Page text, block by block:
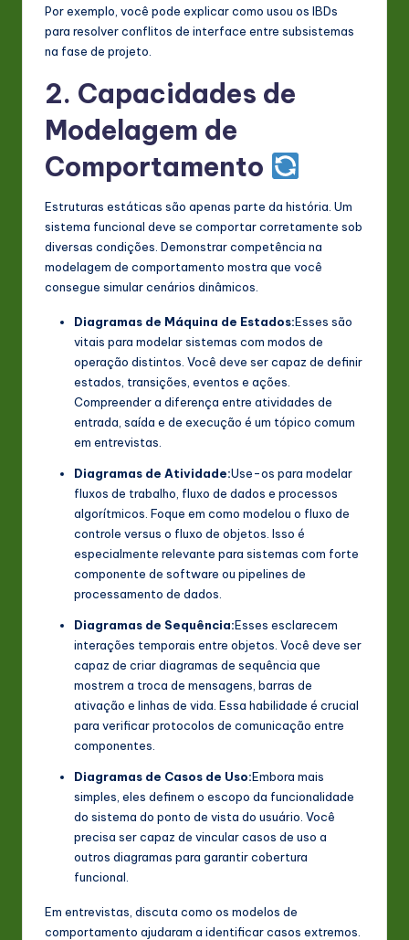
Por exemplo, você pode explicar como usou os IBDs
para resolver conflitos de interface entre subsistemas
na fase de projeto.
2. Capacidades de
Modelagem de
Comportamento
Estruturas estáticas são apenas parte da história. Um
sistema funcional deve se comportar corretamente sob
diversas condições. Demonstrar competência na
modelagem de comportamento mostra que você
consegue simular cenários dinâmicos.
Diagramas de Máquina de Estados:Esses são
vitais para modelar sistemas com modos de
operação distintos. Você deve ser capaz de definir
estados, transições, eventos e ações.
Compreender a diferença entre atividades de
entrada, saída e de execução é um tópico comum
em entrevistas.
Diagramas de Atividade:Use-os para modelar
fluxos de trabalho, fluxo de dados e processos
algorítmicos. Foque em como modelou o fluxo de
controle versus o fluxo de objetos. Isso é
especialmente relevante para sistemas com forte
componente de software ou pipelines de
processamento de dados.
Diagramas de Sequência:Esses esclarecem
interações temporais entre objetos. Você deve ser
capaz de criar diagramas de sequência que
mostrem a troca de mensagens, barras de
ativação e linhas de vida. Essa habilidade é crucial
para verificar protocolos de comunicação entre
componentes.
Diagramas de Casos de Uso:Embora mais
simples, eles definem o escopo da funcionalidade
do sistema do ponto de vista do usuário. Você
precisa ser capaz de vincular casos de uso a
outros diagramas para garantir cobertura
funcional.
Em entrevistas, discuta como os modelos de
comportamento ajudaram a identificar casos extremos.